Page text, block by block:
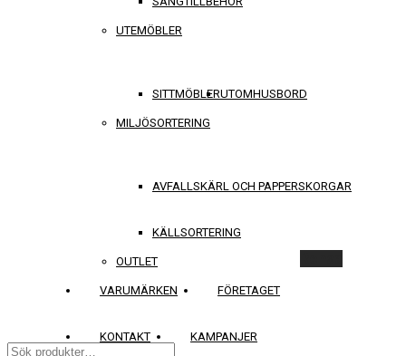
UTEMÖBLER
SITTMÖBLERUTOMHUSBORD
MILJÖSORTERING
AVFALLSKÄRL OCH PAPPERSKORGAR
KÄLLSORTERING
OUTLET
VARUMÄRKEN FÖRETAGET
KONTAKT KAMPANJER